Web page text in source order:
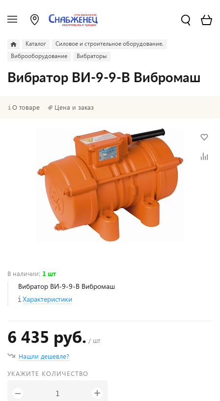
Каталог
Силовое и строительное оборудование.
Виброоборудование
Вибраторы
Вибратор ВИ-9-9-В Вибромаш
О товаре Цена и заказ
В наличии: 1 шт
Вибратор ВИ-9-9-В Вибромаш
Характеристики
6 435 руб. / шт
Нашли дешевле?
УКАЖИТЕ КОЛИЧЕСТВО
− +